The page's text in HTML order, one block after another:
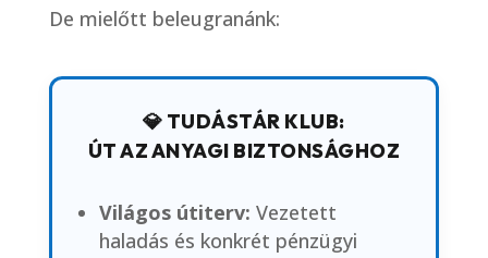
De mielőtt beleugranánk:
💎 TUDÁSTÁR KLUB:
ÚT AZ ANYAGI BIZTONSÁGHOZ
Világos útiterv: Vezetett
haladás és konkrét pénzügyi